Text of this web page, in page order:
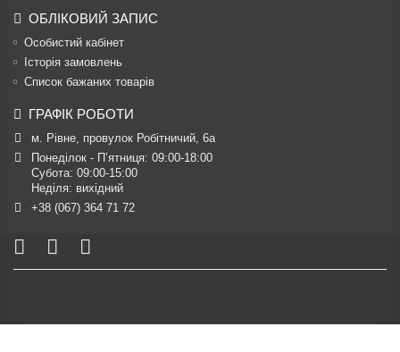
ОБЛІКОВИЙ ЗАПИС
Особистий кабінет
Історія замовлень
Список бажаних товарів
ГРАФІК РОБОТИ
м. Рівне, провулок Робітничий, 6а
Понеділок - П’ятниця: 09:00-18:00
Субота: 09:00-15:00
Неділя: вихідний
+38 (067) 364 71 72